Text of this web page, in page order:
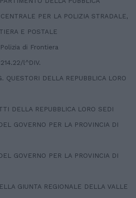
PER LA POLIZIA STRADALE,
E POSTALE
di Frontiera
l^DIV.
QUESTORI DELLA REPUBBLICA LORO
DELLA REPUBBLICA LORO SEDI
GOVERNO PER LA PROVINCIA DI
GOVERNO PER LA PROVINCIA DI
GIUNTA REGIONALE DELLA VALLE